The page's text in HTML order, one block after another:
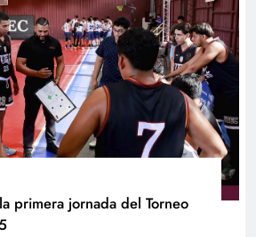
primera jornada del Torneo